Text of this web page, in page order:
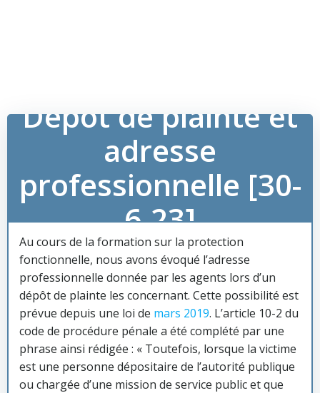
Dépôt de plainte et
adresse
professionnelle [30-
6-23]
Au cours de la formation sur la protection
fonctionnelle, nous avons évoqué l’adresse
professionnelle donnée par les agents lors d’un
dépôt de plainte les concernant. Cette possibilité est
prévue depuis une loi de mars 2019. L’article 10-2 du
code de procédure pénale a été complété par une
phrase ainsi rédigée : « Toutefois, lorsque la victime
est une personne dépositaire de l’autorité publique
ou chargée d’une mission de service public et que